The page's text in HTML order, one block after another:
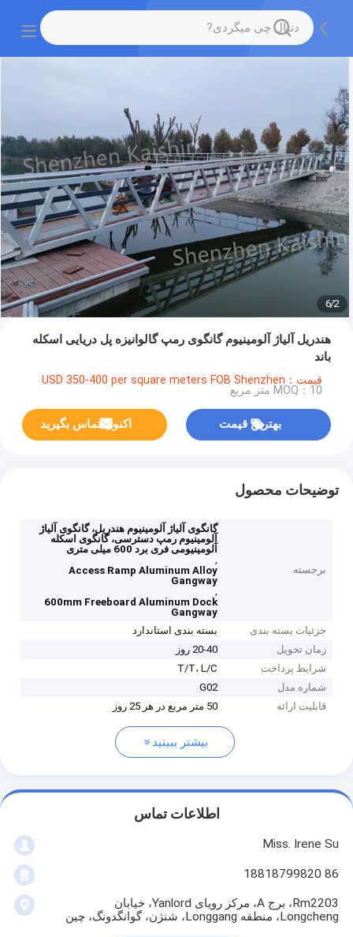
2
/
6
هندریل آلیاژ آلومینیوم گانگوی رمپ گالوانیزه پل دریایی اسکله
باند
قیمت：USD 350-400 per square meters FOB Shenzhen
MOQ：10 متر مربع
بهترین قیمت اکنون تماس بگیرید
توضیحات محصول
برجسته
گانگوی آلیاژ آلومینیوم هندریل، گانگوی آلیاژ
آلومینیوم رمپ دسترسی، گانگوی اسکله
آلومینیومی فری برد 600 میلی متری
,
Access Ramp Aluminum Alloy
Gangway
,
600mm Freeboard Aluminum Dock
Gangway
جزئیات بسته بندی
بسته بندی استاندارد
زمان تحویل
20-40 روز
شرایط پرداخت
T/T، L/C
شماره مدل
G02
قابلیت ارائه
50 متر مربع در هر 25 روز
بیشتر ببینید
اطلاعات تماس
Miss. Irene Su
86 18818799820
Rm2203، برج A، مرکز رویای Yanlord، خیابان
Longcheng، منطقه Longgang، شنژن، گوانگدونگ، چین